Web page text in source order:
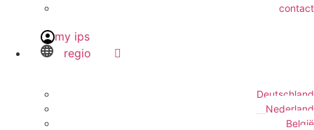
contact
my ips
regio
Deutschland
Nederland
België